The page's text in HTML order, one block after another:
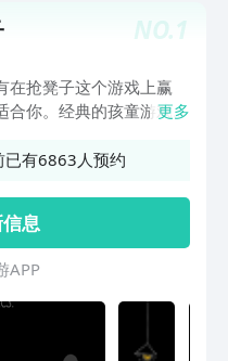
NO.1
在抢凳子这个游戏上赢
合你。经典的孩童游戏，
，又或者跟你坐到同一
抢凳子决出胜负，但是
」却能让你重温
和小小的期待感。
更多
已有6863人预约
息
A P P